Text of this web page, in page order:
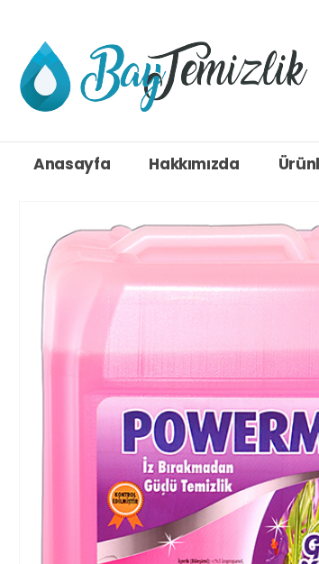
Anasayfa Hakkımızda